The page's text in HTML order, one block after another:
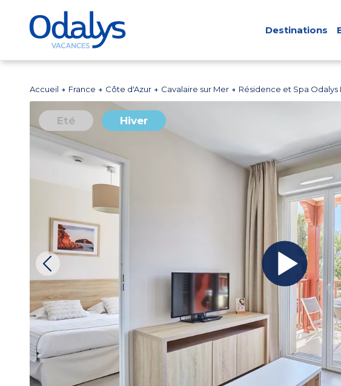
Destinations
Accueil France Côte d'Azur Cavalaire sur Mer Résidence et Spa Odalys
Eté Hiver